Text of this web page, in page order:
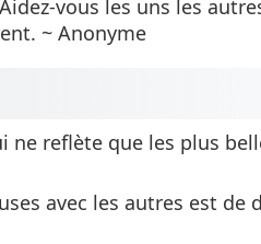
vous les uns les
~ Anonyme
reflète que les plus
avec les autres est